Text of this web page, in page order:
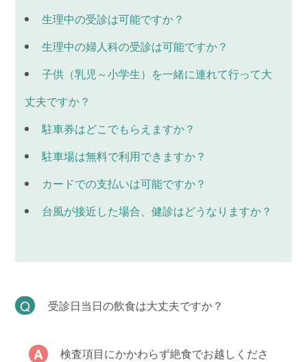
生理中の受診は可能ですか？
生理中の婦人科の受診は可能ですか？
子供（乳児～小学生）を一緒に連れて行って大
丈夫ですか？
駐車券はどこでもらえますか？
駐車場は無料で利用できますか？
カードでの支払いは可能ですか？
台風が接近した場合、健診はどうなりますか？
受診日当日の飲食は大丈夫ですか？
検査項目にかかわらず絶食でお越しくださ